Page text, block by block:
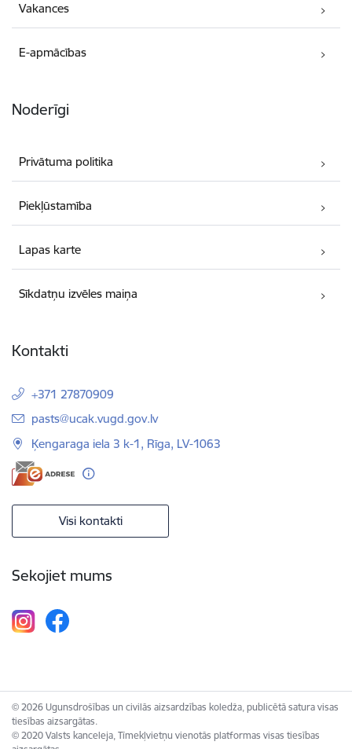
Vakances
E-apmācības
Noderīgi
Privātuma politika
Piekļūstamība
Lapas karte
Sīkdatņu izvēles maiņa
Kontakti
+371 27870909
E-pasts:
pasts@ucak.vugd.gov.lv
Ķengaraga iela 3 k-1, Rīga, LV-1063
Visi kontakti
Sekojiet mums
© 2026 Ugunsdrošības un civilās aizsardzības koledža, publicētā satura visas
tiesības aizsargātas.
© 2020 Valsts kanceleja, Tīmekļvietņu vienotās platformas visas tiesības